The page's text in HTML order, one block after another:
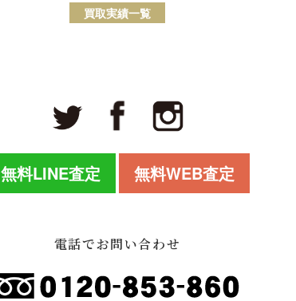
買取実績一覧
無料LINE査定 無料WEB査定
電話でお問い合わせ